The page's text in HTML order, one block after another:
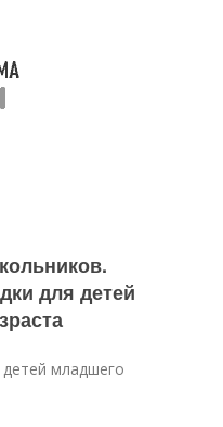
для детей
детей младшего